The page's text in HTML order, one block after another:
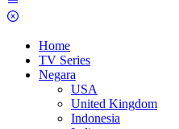
Home
TV Series
Negara
USA
United Kingdom
Indonesia